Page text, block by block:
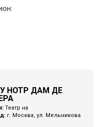
НОТР ДАМ ДЕ
Театр на
г. Москва, ул. Мельникова